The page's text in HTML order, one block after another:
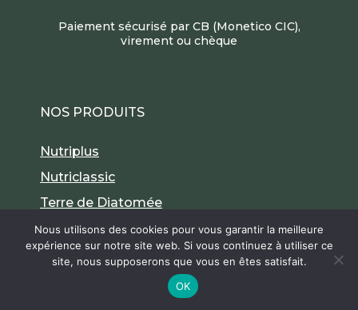
Paiement sécurisé par CB (Monetico CIC),
virement ou chèque
NOS PRODUITS
Nutriplus
Nutriclassic
Terre de Diatomée
Nous utilisons des cookies pour vous garantir la meilleure
expérience sur notre site web. Si vous continuez à utiliser ce
site, nous supposerons que vous en êtes satisfait.
OK